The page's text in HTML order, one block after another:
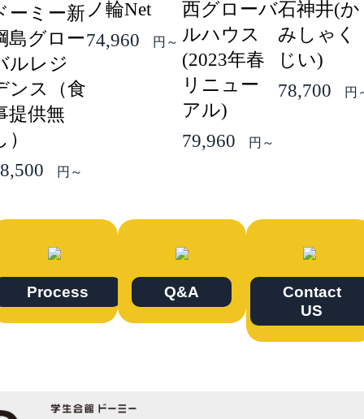
ーミー新
島グロー
ルレジ
ンス（食
提供無
）
円～
ノ輪Net
74,960
円～
西グローバ
ルハウス
(2023年春
リニュー
アル)
79,960
円～
石神井(か
みしゃく
じい)
78,700
円
Process Q&A
Contact
US